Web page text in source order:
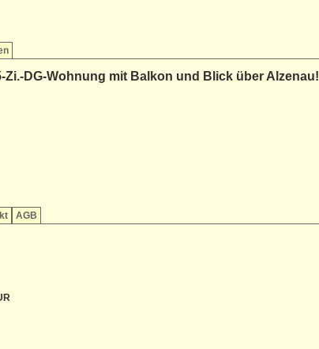
Zi.-DG-Wohnung mit Balkon und Blick über Alzenau!
AGB